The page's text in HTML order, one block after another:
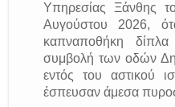
Υπηρεσίας Ξάνθης
Αυγούστου 2026,
καπναποθήκη
συμβολή των οδών
εντός του αστικού
έσπευσαν άμεσα